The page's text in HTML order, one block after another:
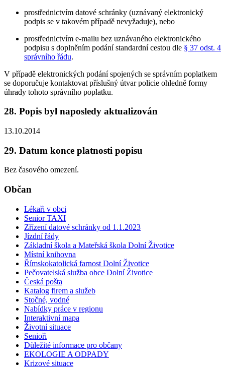
prostřednictvím datové schránky (uznávaný elektronický
podpis se v takovém případě nevyžaduje), nebo
prostřednictvím e-mailu bez uznávaného elektronického
podpisu s doplněním podání standardní cestou dle § 37 odst. 4
správního řádu.
V případě elektronických podání spojených se správním poplatkem
se doporučuje kontaktovat příslušný útvar policie ohledně formy
úhrady tohoto správního poplatku.
28. Popis byl naposledy aktualizován
13.10.2014
29. Datum konce platnosti popisu
Bez časového omezení.
Občan
Lékaři v obci
Senior TAXI
Zřízení datové schránky od 1.1.2023
Jízdní řády
Základní škola a Mateřská škola Dolní Životice
Místní knihovna
Římskokatolická farnost Dolní Životice
Pečovatelská služba obce Dolní Životice
Česká pošta
Katalog firem a služeb
Stočné, vodné
Nabídky práce v regionu
Interaktivní mapa
Životní situace
Senioři
Důležité informace pro občany
EKOLOGIE A ODPADY
Krizové situace